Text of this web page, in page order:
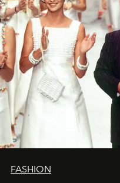
FASHION